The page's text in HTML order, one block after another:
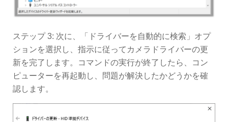
ステップ 3: 次に、「ドライバーを自動的に検索」オプ
ションを選択し、指示に従ってカメラドライバーの更
新を完了します。コマンドの実行が終了したら、コン
ピューターを再起動し、問題が解決したかどうかを確
認します。